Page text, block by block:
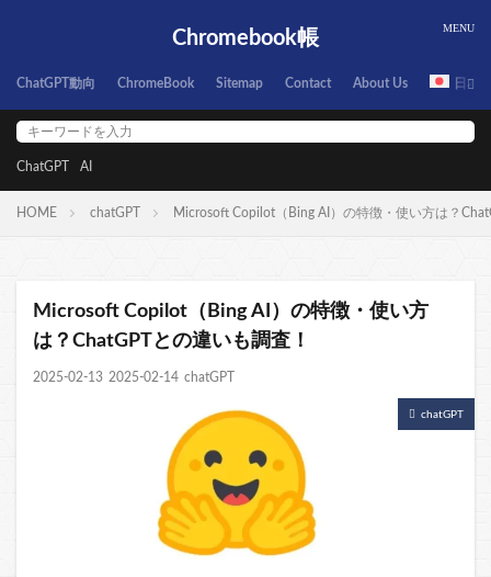
Chromebook帳
ChatGPT動向 ChromeBook Sitemap Contact About Us 日本
ChatGPT AI
HOME chatGPT Microsoft Copilot（Bing AI）の特徴・使い方は？
Microsoft Copilot（Bing AI）の特徴・使い方
は？ChatGPTとの違いも調査！
2025-02-13 2025-02-14 chatGPT
chatGPT